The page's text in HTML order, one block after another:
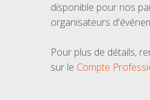
disponible pour nos
organisateurs
Pour plus de détails,
sur le Compte